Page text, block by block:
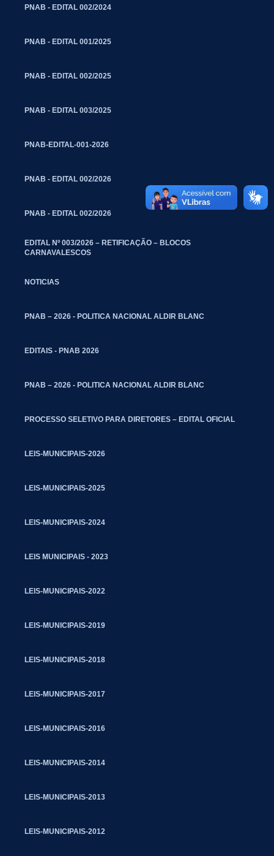
PNAB - EDITAL 002/2024
PNAB - EDITAL 001/2025
PNAB - EDITAL 002/2025
PNAB - EDITAL 003/2025
PNAB-EDITAL-001-2026
PNAB - EDITAL 002/2026
PNAB - EDITAL 002/2026
EDITAL Nº 003/2026 – RETIFICAÇÃO – BLOCOS
CARNAVALESCOS
NOTICIAS
PNAB – 2026 - POLITICA NACIONAL ALDIR BLANC
EDITAIS - PNAB 2026
PNAB – 2026 - POLITICA NACIONAL ALDIR BLANC
PROCESSO SELETIVO PARA DIRETORES – EDITAL OFICIAL
LEIS-MUNICIPAIS-2026
LEIS-MUNICIPAIS-2025
LEIS-MUNICIPAIS-2024
LEIS MUNICIPAIS - 2023
LEIS-MUNICIPAIS-2022
LEIS-MUNICIPAIS-2019
LEIS-MUNICIPAIS-2018
LEIS-MUNICIPAIS-2017
LEIS-MUNICIPAIS-2016
LEIS-MUNICIPAIS-2014
LEIS-MUNICIPAIS-2013
LEIS-MUNICIPAIS-2012